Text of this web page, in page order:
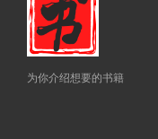
为你介绍想要的书籍